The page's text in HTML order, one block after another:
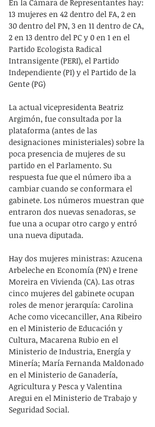
En la Cámara de Representantes hay:
13 mujeres en 42 dentro del FA, 2 en
30 dentro del PN, 3 en 11 dentro de CA,
2 en 13 dentro del PC y 0 en 1 en el
Partido Ecologista Radical
Intransigente (PERI), el Partido
Independiente (PI) y el Partido de la
Gente (PG)
La actual vicepresidenta Beatriz
Argimón, fue consultada por la
plataforma (antes de las
designaciones ministeriales) sobre la
poca presencia de mujeres de su
partido en el Parlamento. Su
respuesta fue que el número iba a
cambiar cuando se conformara el
gabinete. Los números muestran que
entraron dos nuevas senadoras, se
fue una a ocupar otro cargo y entró
una nueva diputada.
Hay dos mujeres ministras: Azucena
Arbeleche en Economía (PN) e Irene
Moreira en Vivienda (CA). Las otras
cinco mujeres del gabinete ocupan
roles de menor jerarquía: Carolina
Ache como vicecanciller, Ana Ribeiro
en el Ministerio de Educación y
Cultura, Macarena Rubio en el
Ministerio de Industria, Energía y
Minería; María Fernanda Maldonado
en el Ministerio de Ganadería,
Agricultura y Pesca y Valentina
Aregui en el Ministerio de Trabajo y
Seguridad Social.